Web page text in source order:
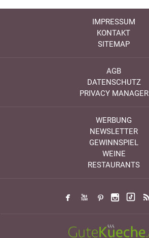
IMPRESSUM
KONTAKT
SITEMAP
AGB
DATENSCHUTZ
PRIVACY MANAGER
WERBUNG
NEWSLETTER
GEWINNSPIEL
WEINE
RESTAURANTS